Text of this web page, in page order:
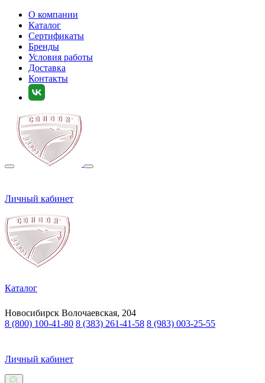
О компании
Каталог
Сертификаты
Бренды
Условия работы
Доставка
Контакты
Личный кабинет
Каталог
Новосибирск Волочаевская, 204
8 (800) 100-41-80 8 (383) 261-41-58 8 (983) 003-25-55
Личный кабинет